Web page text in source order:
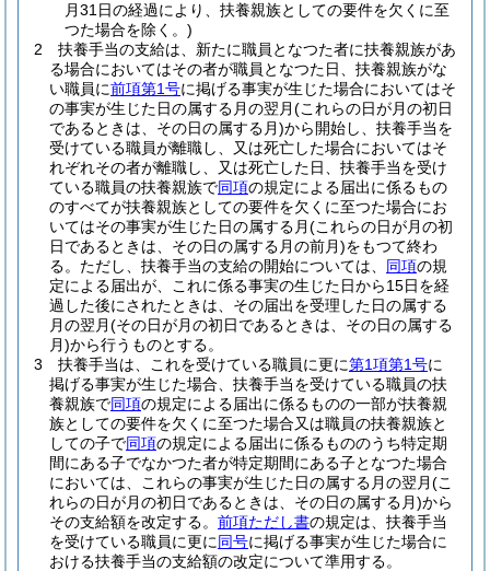
月31日の経過により、扶養親族としての要件を欠くに至
つた場合を除く。)
2
扶養手当の支給は、新たに職員となつた者に扶養親族があ
る場合においてはその者が職員となつた日、扶養親族がな
い職員に前項第1号に掲げる事実が生じた場合においてはそ
の事実が生じた日の属する月の翌月(これらの日が月の初日
であるときは、その日の属する月)から開始し、扶養手当を
受けている職員が離職し、又は死亡した場合においてはそ
れぞれその者が離職し、又は死亡した日、扶養手当を受け
ている職員の扶養親族で同項の規定による届出に係るもの
のすべてが扶養親族としての要件を欠くに至つた場合にお
いてはその事実が生じた日の属する月(これらの日が月の初
日であるときは、その日の属する月の前月)をもつて終わ
る。 ただし、扶養手当の支給の開始については、 同項の規
定による届出が、これに係る事実の生じた日から15日を経
過した後にされたときは、その届出を受理した日の属する
月の翌月(その日が月の初日であるときは、その日の属する
月)から行うものとする。
3
扶養手当は、これを受けている職員に更に第1項第1号に
掲げる事実が生じた場合、扶養手当を受けている職員の扶
養親族で同項の規定による届出に係るものの一部が扶養親
族としての要件を欠くに至つた場合又は職員の扶養親族と
しての子で同項の規定による届出に係るもののうち特定期
間にある子でなかつた者が特定期間にある子となつた場合
においては、これらの事実が生じた日の属する月の翌月(こ
れらの日が月の初日であるときは、その日の属する月)から
その支給額を改定する。 前項ただし書の規定は、扶養手当
を受けている職員に更に同号に掲げる事実が生じた場合に
おける扶養手当の支給額の改定について準用する。